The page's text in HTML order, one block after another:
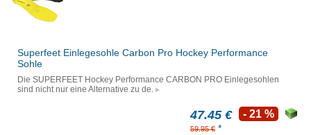
Superfeet Einlegesohle Carbon Pro Hockey Performance
Sohle
Die SUPERFEET Hockey Performance CARBON PRO Einlegesohlen
sind nicht nur eine Alternative zu de.
47.45 €
59.95 € *
- 21 %